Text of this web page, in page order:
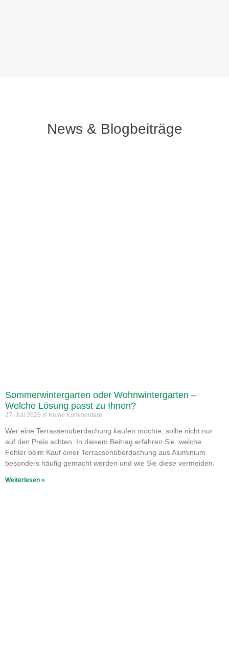
News & Blogbeiträge
Sommerwintergarten oder Wohnwintergarten –
Welche Lösung passt zu Ihnen?
27. Juli 2026 Keine Kommentare
Wer eine Terrassenüberdachung kaufen möchte, sollte nicht nur
auf den Preis achten. In diesem Beitrag erfahren Sie, welche
Fehler beim Kauf einer Terrassenüberdachung aus Aluminium
besonders häufig gemacht werden und wie Sie diese vermeiden.
Weiterlesen »